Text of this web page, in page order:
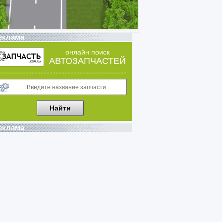
онлайн поиск
АВТОЗАПЧАСТЕЙ